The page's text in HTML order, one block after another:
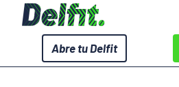
Saltar
contenido
Sobre Delfit
Abre tu Delfit